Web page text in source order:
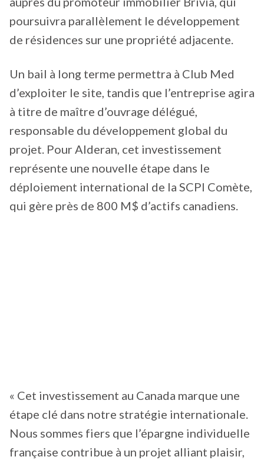
poursuivra parallèlement le développement
de résidences sur une propriété adjacente.
Un bail à long terme permettra à Club Med
d’exploiter le site, tandis que l’entreprise agira
à titre de maître d’ouvrage délégué,
responsable du développement global du
projet. Pour Alderan, cet investissement
représente une nouvelle étape dans le
déploiement international de la SCPI Comète,
qui gère près de 800 M$ d’actifs canadiens.
« Cet investissement au Canada marque une
étape clé dans notre stratégie internationale.
Nous sommes fiers que l’épargne individuelle
française contribue à un projet alliant plaisir,